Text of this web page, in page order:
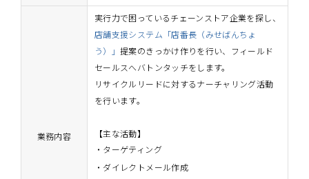
業務内容
実行力で困っているチェーンストア企業を探し、
店舗支援システム「店番長（みせばんちょ
う）」提案のきっかけ作りを行い、フィールド
セールスへバトンタッチをします。
リサイクルリードに対するナーチャリング活動
を行います。
【主な活動】
ターゲティング
ダイレクトメール作成